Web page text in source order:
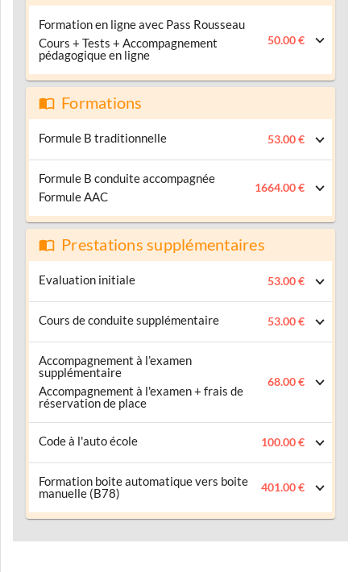
Formation en ligne avec Pass Rousseau
Cours + Tests + Accompagnement
pédagogique en ligne
50.00 €
Formations
Formule B traditionnelle 53.00 €
Formule B conduite accompagnée
Formule AAC
1664.00 €
Prestations supplémentaires
Evaluation initiale 53.00 €
Cours de conduite supplémentaire 53.00 €
Accompagnement à l’examen
supplémentaire
Accompagnement à l'examen + frais de
réservation de place
68.00 €
Code à l'auto école 100.00 €
Formation boite automatique vers boite
manuelle (B78)
401.00 €